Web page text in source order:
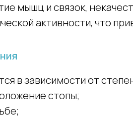
мышц и связок,
активности, что
в зависимости от
стопы;